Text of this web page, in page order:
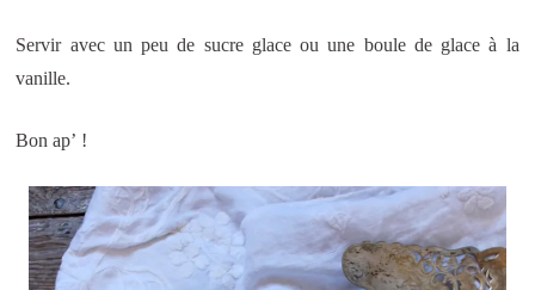
Servir avec un peu de sucre glace ou une boule de glace à la
vanille.
Bon ap’ !